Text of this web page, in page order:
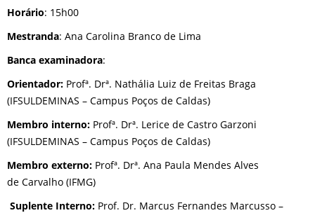
Horário: 15h00
Mestranda: Ana Carolina Branco de Lima
Banca examinadora:
Orientador: Profª. Drª. Nathália Luiz de Freitas Braga
(IFSULDEMINAS – Campus Poços de Caldas)
Membro interno: Profª. Drª. Lerice de Castro Garzoni
(IFSULDEMINAS – Campus Poços de Caldas)
Membro externo: Profª. Drª. Ana Paula Mendes Alves
de Carvalho (IFMG)
Suplente Interno: Prof. Dr. Marcus Fernandes Marcusso –